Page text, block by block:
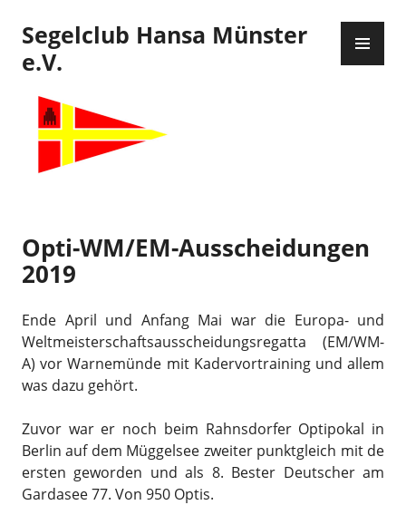
Inhalt
springen
Segelclub Hansa Münster
e.V.
Opti-WM/EM-Ausscheidungen
2019
Ende April und Anfang Mai war die Europa- und
Weltmeisterschaftsausscheidungsregatta (EM/WM-
A) vor Warnemünde mit Kadervortraining und allem
was dazu gehört.
Zuvor war er noch beim Rahnsdorfer Optipokal in
Berlin auf dem Müggelsee zweiter punktgleich mit de
ersten geworden und als 8. Bester Deutscher am
Gardasee 77. Von 950 Optis.